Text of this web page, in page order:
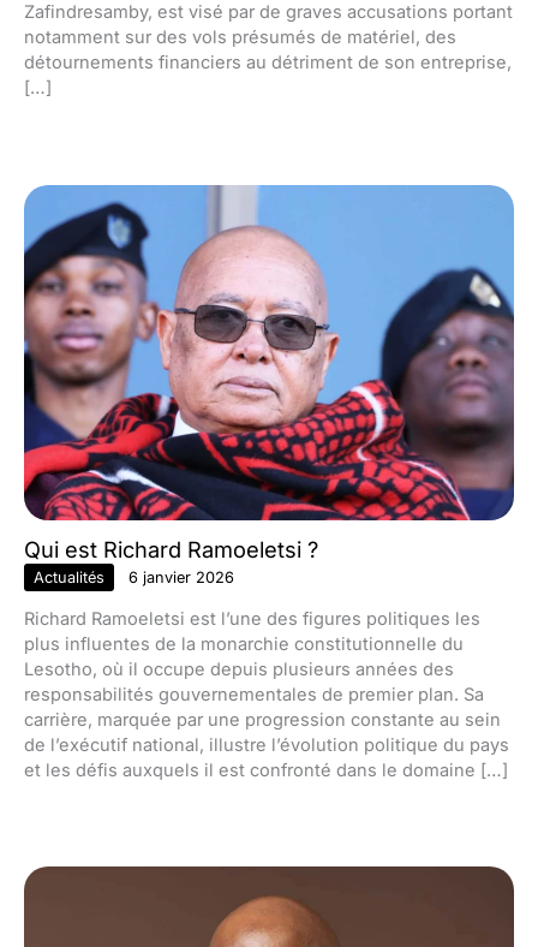
Zafindresamby, est visé par de graves accusations portant
notamment sur des vols présumés de matériel, des
détournements financiers au détriment de son entreprise,
[…]
Qui est Richard Ramoeletsi ?
Actualités 6 janvier 2026
Richard Ramoeletsi est l’une des figures politiques les
plus influentes de la monarchie constitutionnelle du
Lesotho, où il occupe depuis plusieurs années des
responsabilités gouvernementales de premier plan. Sa
carrière, marquée par une progression constante au sein
de l’exécutif national, illustre l’évolution politique du pays
et les défis auxquels il est confronté dans le domaine […]